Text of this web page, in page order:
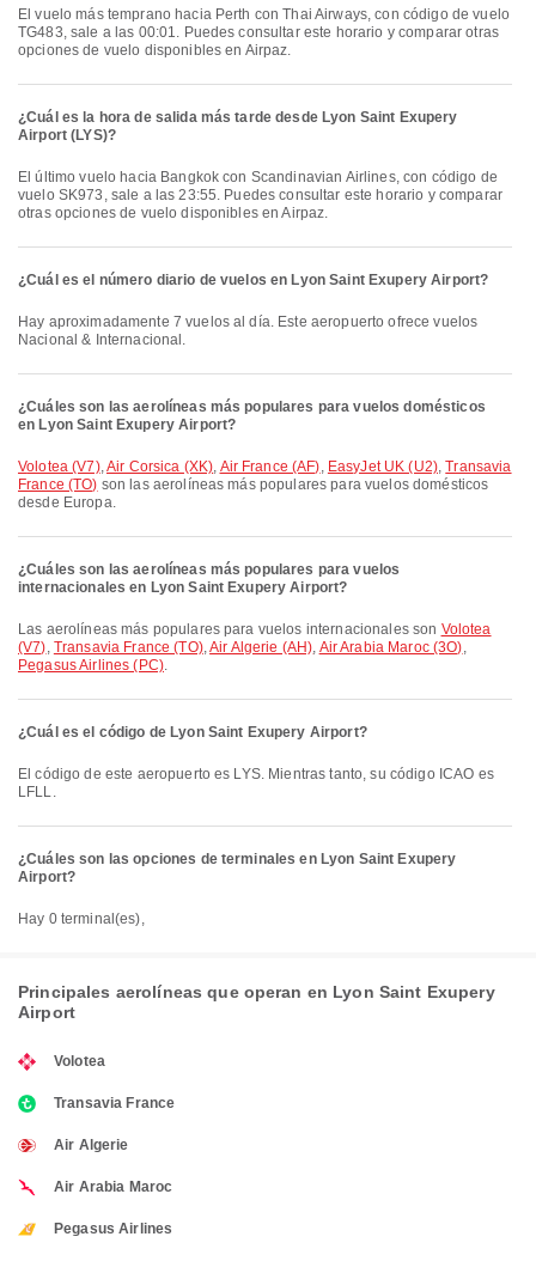
El vuelo más temprano hacia Perth con Thai Airways, con código de vuelo
TG483, sale a las 00:01. Puedes consultar este horario y comparar otras
opciones de vuelo disponibles en Airpaz.
¿Cuál es la hora de salida más tarde desde Lyon Saint Exupery
Airport (LYS)?
El último vuelo hacia Bangkok con Scandinavian Airlines, con código de
vuelo SK973, sale a las 23:55. Puedes consultar este horario y comparar
otras opciones de vuelo disponibles en Airpaz.
¿Cuál es el número diario de vuelos en Lyon Saint Exupery Airport?
Hay aproximadamente 7 vuelos al día. Este aeropuerto ofrece vuelos
Nacional & Internacional.
¿Cuáles son las aerolíneas más populares para vuelos domésticos
en Lyon Saint Exupery Airport?
Volotea (V7),Air Corsica (XK), Air France (AF), EasyJet UK (U2),Transavia
France (TO) son las aerolíneas más populares para vuelos domésticos
desde Europa.
¿Cuáles son las aerolíneas más populares para vuelos
internacionales en Lyon Saint Exupery Airport?
Las aerolíneas más populares para vuelos internacionales son Volotea
(V7), Transavia France (TO),Air Algerie (AH), Air Arabia Maroc (3O),
Pegasus Airlines (PC).
¿Cuál es el código de Lyon Saint Exupery Airport?
El código de este aeropuerto es LYS. Mientras tanto, su código ICAO es
LFLL.
¿Cuáles son las opciones de terminales en Lyon Saint Exupery
Airport?
Hay 0 terminal(es),
Principales aerolíneas que operan en Lyon Saint Exupery
Airport
Volotea
Transavia France
Air Algerie
Air Arabia Maroc
Pegasus Airlines